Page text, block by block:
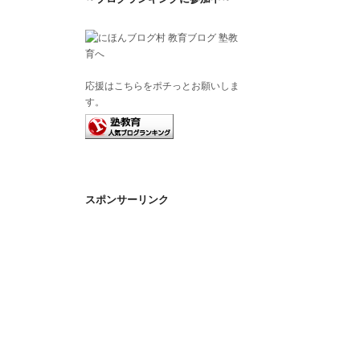
応援はこちらをポチっとお願いしま
す。
スポンサーリンク